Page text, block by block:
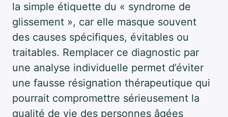
la simple étiquette du « syndrome de
glissement », car elle masque souvent
des causes spécifiques, évitables ou
traitables. Remplacer ce diagnostic par
une analyse individuelle permet d’éviter
une fausse résignation thérapeutique qui
pourrait compromettre sérieusement la
qualité de vie des personnes âgées